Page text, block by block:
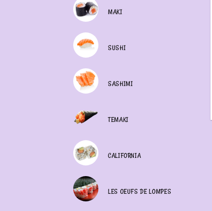
MAKI
SUSHI
SASHIMI
TEMAKI
CALIFORNIA
LES OEUFS DE LOMPES